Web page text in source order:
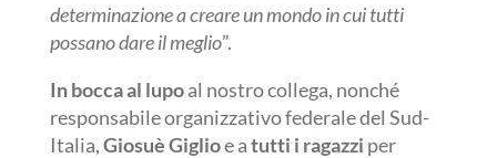
determinazione a creare un mondo in cui tutti
possano dare il meglio”.
In bocca al lupoal nostro collega, nonché
responsabile organizzativo federale del Sud-
Italia,GiosuèGiglioe atutti i ragazzi per